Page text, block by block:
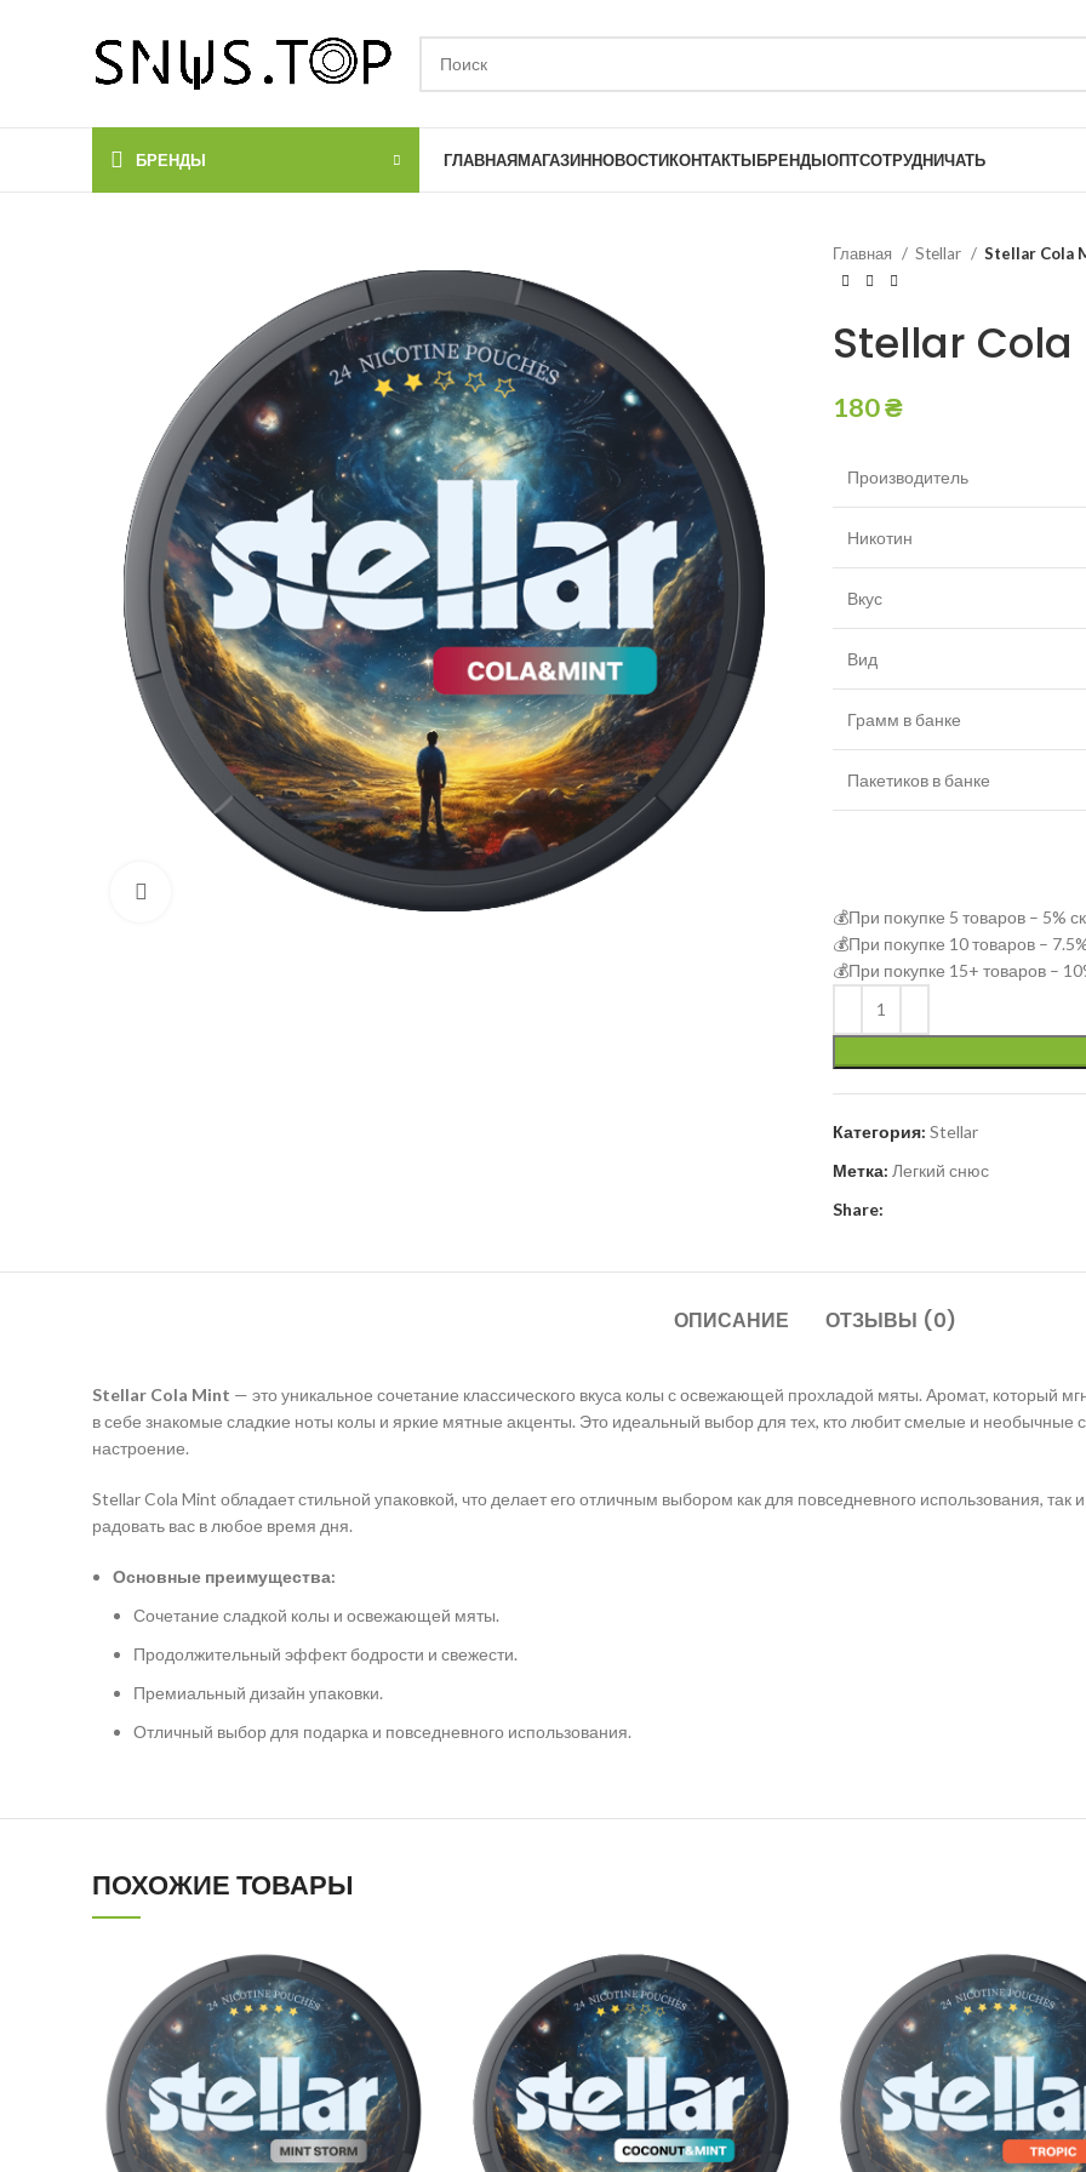
БРЕНДЫ ГЛАВНАЯМАГАЗИННОВОСТИКОНТАКТЫБРЕНДЫОПТСОТРУДНИЧАТЬ
Главная Stellar Stellar Cola
Stellar
180₴
Производитель
Никотин
Вкус
Вид
Грамм в банке
Пакетиков в банке
💰При покупке 5 товаров – 5%
💰При покупке 10 товаров –
💰При покупке 15+ товаров –
Категория: Stellar
Метка: Легкий снюс
Share:
ОПИСАНИЕ ОТЗЫВЫ (0)
Stellar Cola Mint — это уникальное сочетание классического вкуса колы с освежающей прохладой мяты. Аромат, который
в себе знакомые сладкие ноты колы и яркие мятные акценты. Это идеальный выбор для тех, кто любит смелые и необычные
настроение.
Stellar Cola Mint обладает стильной упаковкой, что делает его отличным выбором как для повседневного использования,
радовать вас в любое время дня.
Основные преимущества:
Сочетание сладкой колы и освежающей мяты.
Продолжительный эффект бодрости и свежести.
Премиальный дизайн упаковки.
Отличный выбор для подарка и повседневного использования.
ПОХОЖИЕ ТОВАРЫ